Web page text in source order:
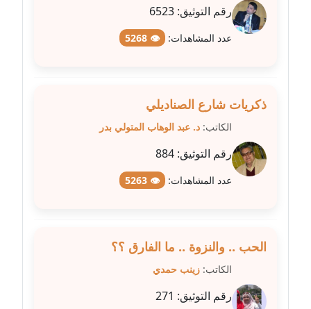
عاملة
مدونة شيماء مكى
مدونة صفا غنيم
عاملة
مدونة صفاء فوزي
عاملة
مدونة طارق المسيري
عاملة
مدونة طلبة رضوان
رقم التوثيق: 6523
عدد المشاهدات: 👁 5268
ذكريات شارع الصناديلي
الكاتب: د. عبد الوهاب المتولي بدر
رقم التوثيق: 884
عدد المشاهدات: 👁 5263
الحب .. والنزوة .. ما الفارق ؟؟
الكاتب: زينب حمدي
رقم التوثيق: 271